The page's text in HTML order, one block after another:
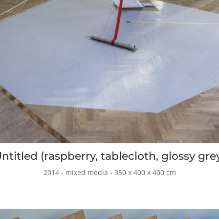
(raspberry, tablecloth, glossy
2014 - mixed media - 350 x 400 x 400 cm